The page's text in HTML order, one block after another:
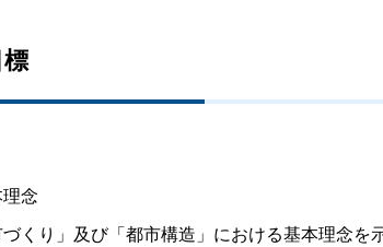
念
くり」及び「都市構造」における基本理念を